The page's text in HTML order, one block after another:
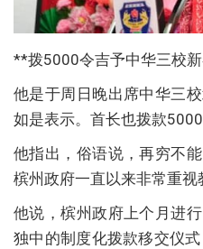
**拨5000令吉予中华三校
他是于周日晚出席中华三
如是表示。首长也拨款5000
他指出，俗语说，再穷不
槟州政府一直以来非常重视
他说，槟州政府上个月进
独中的制度化拨款移交仪